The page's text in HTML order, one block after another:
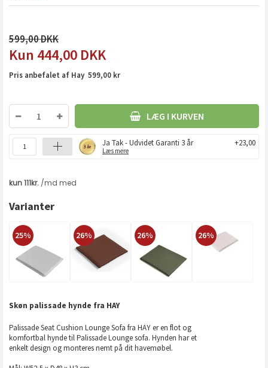
599,00
444,00 DKK
Pris anbefalet af Hay 599,00 kr
LÆG I KURVEN
Ja Tak - Udvidet Garanti 3 år
Læs mere
+23,00
Varianter
25% 26% 26% 26%
Skøn palissade hynde fra HAY
Palissade Seat Cushion Lounge Sofa fra HAY er en flot og
komfortbal hynde til Palissade Lounge sofa. Hynden har et
enkelt design og monteres nemt på dit havemøbel.